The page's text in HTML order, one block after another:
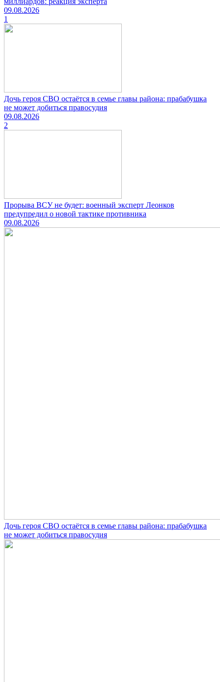
09.08.2026
1
Дочь героя СВО остаётся в семье главы района: прабабушка
не может добиться правосудия
09.08.2026
2
Прорыва ВСУ не будет: военный эксперт Леонков
предупредил о новой тактике противника
09.08.2026
Дочь героя СВО остаётся в семье главы района: прабабушка
не может добиться правосудия